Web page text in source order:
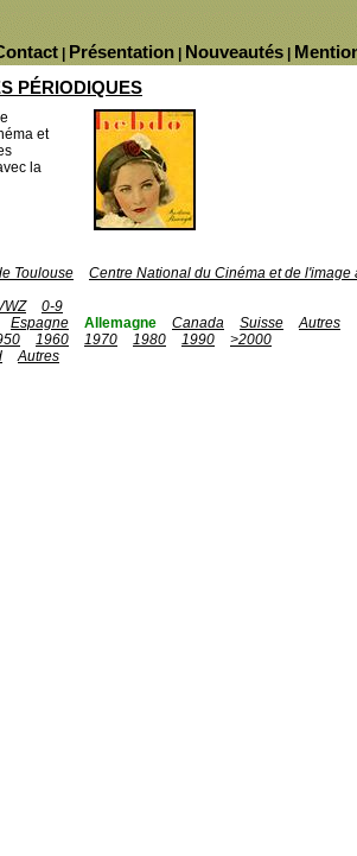
Nouveautés
Présentation
PÉRIODIQUES
et
la
Toulouse
Centre National du Cinéma et de l'image
0-9
Espagne Allemagne Canada Suisse
Autres
1960 1970 1980 1990
>2000
Autres